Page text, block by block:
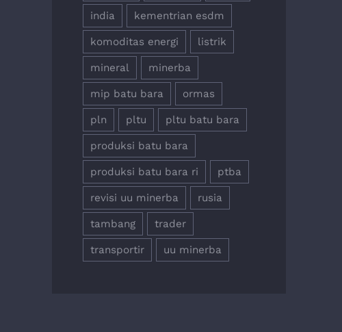
india kementrian esdm
komoditas energi listrik
mineral minerba
mip batu bara ormas
pln pltu pltu batu bara
produksi batu bara
produksi batu bara ri ptba
revisi uu minerba rusia
tambang trader
transportir uu minerba